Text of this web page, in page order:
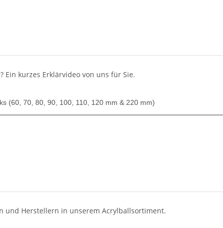
kurzes Erklärvideo von uns für Sie.
(60, 70, 80, 90, 100, 110, 120 mm & 220 mm)
und Herstellern in unserem Acrylballsortiment.